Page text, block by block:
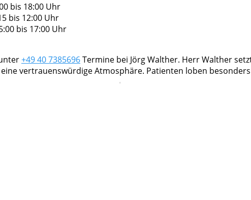
bis 18:00 Uhr
bis 12:00 Uhr
bis 17:00 Uhr
+49 40 7385696Termine bei Jörg Walther. Herr Walther
vertrauenswürdige Atmosphäre. Patienten loben